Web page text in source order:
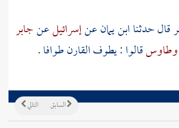
قال حدثناابن يمانعنإسرائيلعنجابر
وطاوسقالوا : يطوف القارن طوافا .
التالي السابق